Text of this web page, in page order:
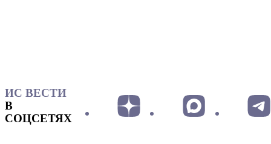
ИС ВЕСТИ
В
СОЦСЕТЯХ